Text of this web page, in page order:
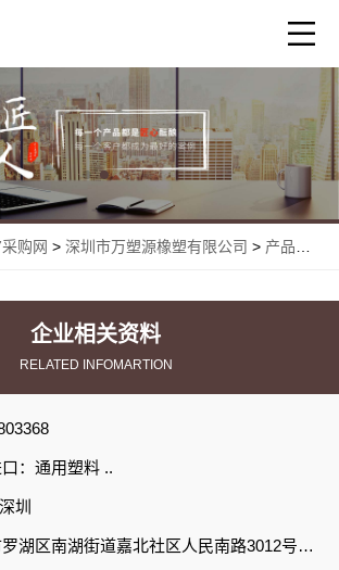
企业相关资料
RELATED INFOMARTION
：通用塑料 ..
圳
详细地址：深圳市罗湖区南湖街道嘉北社区人民南路3012号天安国际大厦C栋1708H12
采购网> 深圳市万塑源橡塑有限公司 > 产品中心